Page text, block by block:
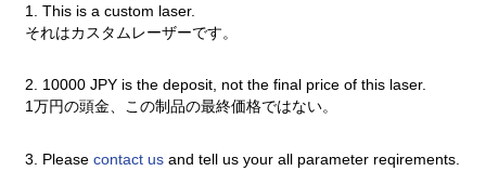
1. This is a custom laser.
それはカスタムレーザーです。
2. 10000 JPY is the deposit, not the final price of this laser.
1万円の頭金、この制品の最終価格ではない。
3. Pleasecontact usand tell us your all parameter reqirements.